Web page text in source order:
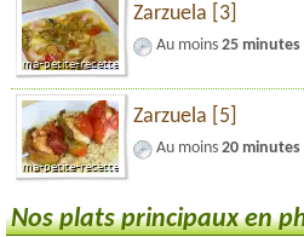
Zarzuela [3]
Au moins 25 minutes
Zarzuela [5]
Au moins 20 minutes
Nos plats principaux en